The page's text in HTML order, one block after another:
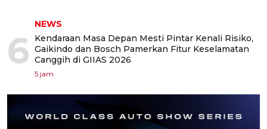
6
NEWS
Kendaraan Masa Depan Mesti Pintar Kenali Risiko,
Gaikindo dan Bosch Pamerkan Fitur Keselamatan
Canggih di GIIAS 2026
5 jam